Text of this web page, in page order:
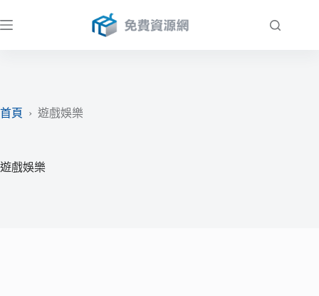
至
首頁
› 遊戲娛樂
遊戲娛樂